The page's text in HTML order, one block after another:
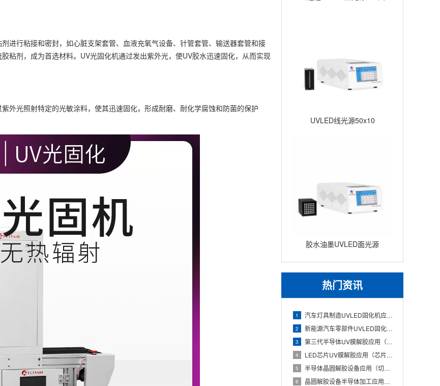
UVLED线光源50x10
胶水油墨UVLED面光源
100x100 瞬间固化面光源UV
固
热门资讯
1 汽车灯具制造UVLED固化机应用（透镜与灯壳胶水快速固化）
2 新能源汽车零部件UVLED固化机应用（电池组件与电子胶精准固
3 第三代半导体UV膜解胶应用（碳化硅晶圆低损伤解胶工艺）
4 LED芯片UV膜解胶应用（芯片蓝膜低应力分离处理）
5 半导体晶圆解胶设备应用（切割膜UV解胶辅助芯片安全取片）
6 晶圆解胶设备半导体加工应用（UV膜照射降低粘性实现晶圆无损分
行粘接和密封，如心脏支架套管、血液充氧气设备、针管套管、输送器套管和接
粘剂，成为首选材料。UV光固化机通过发出紫外光，使UV胶水迅速固化，从而实现
光照射特定的光敏涂料，使其迅速固化，形成耐磨、耐化学腐蚀和防菌的保护